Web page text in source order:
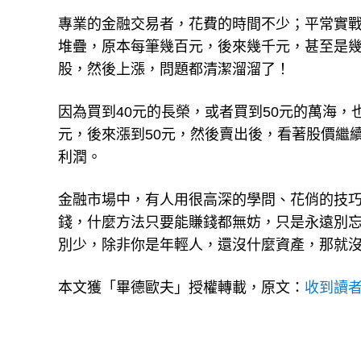
專業的金融交易者，花費的時間不少；平常實
堆疊，原本每筆幾百元，後來幾千元，甚至是
股，然後上漲，問題都清潔溜溜了！
因為買到40元的長榮，或者買到50元的萬海
元，後來漲到50元，然後賣出後，看著股價繼
利潤。
金融市場中，有人用很高深的學問、花俏的技
錢，什麼方法只要能賺錢都無妨，只是永遠別
別少，除非你是年輕人，還沒什麼資產，那就
本文獲「畢德歐夫」授權轉載，原文： 收到讀